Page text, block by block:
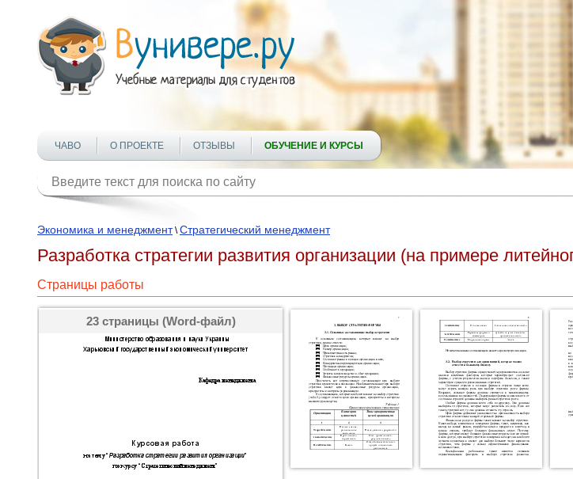
ЧАВО О ПРОЕКТЕ ОТЗЫВЫ ОБУЧЕНИЕ И КУРСЫ
Экономика и менеджмент\Стратегический менеджмент
Разработка стратегии развития организации (на примере
Страницы работы
23 страницы (Word-файл)